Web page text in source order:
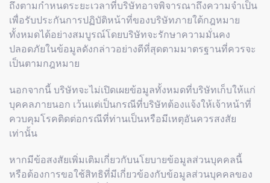
ถึงตามกำหนดระยะเวลาที่บริษัทอาจพิจารณาถึงความจำเป็น
เพื่อรับประกันการปฏิบัติหน้าที่ของบริษัทภายใต้กฎหมาย
ทั้งหมดได้อย่างสมบูรณ์โดยบริษัทจะรักษาความมั่นคง
ปลอดภัยในข้อมูลดังกล่าวอย่างดีที่สุดตามมาตรฐานที่ควรจะ
เป็นตามกฎหมาย
นอกจากนี้ บริษัทจะไม่เปิดเผยข้อมูลทั้งหมดที่บริษัทเก็บให้แก่
บุคคลภายนอก เว้นแต่เป็นกรณีที่บริษัทต้องแจ้งให้เจ้าหน้าที่
ควบคุมโรคติดต่อกรณีที่ท่านเป็นหรือมีเหตุอันควรสงสัย
เท่านั้น
หากมีข้อสงสัยเพิ่มเติมเกี่ยวกับนโยบายข้อมูลส่วนบุคคลนี้
หรือต้องการขอใช้สิทธิที่มีเกี่ยวข้องกับข้อมูลส่วนบุคคลของ